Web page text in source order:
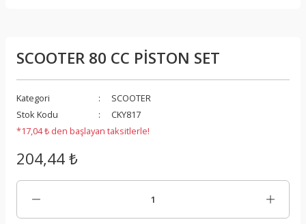
SCOOTER 80 CC PİSTON SET
Kategori
SCOOTER
Stok Kodu
CKY817
*17,04 ₺ den başlayan taksitlerle!
204,44 ₺